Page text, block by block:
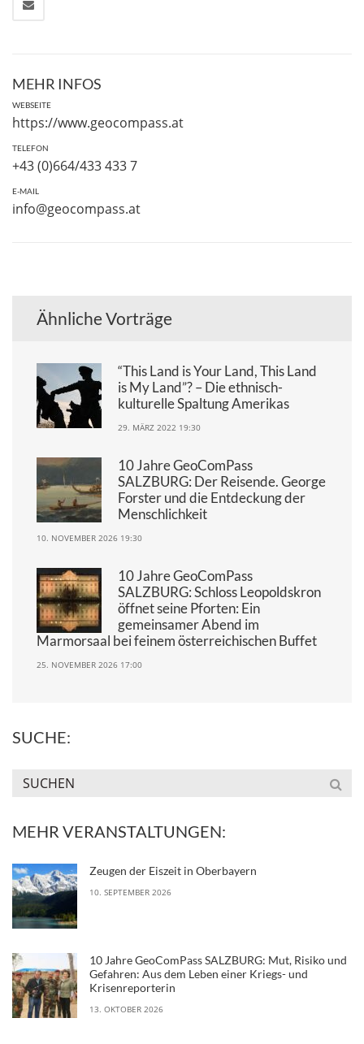
MEHR INFOS
WEBSEITE
https://www.geocompass.at
TELEFON
+43 (0)664/433 433 7
E-MAIL
info@geocompass.at
Ähnliche Vorträge
“This Land is Your Land, This Land
is My Land”? – Die ethnisch-
kulturelle Spaltung Amerikas
29. MÄRZ 2022 19:30
10 Jahre GeoComPass
SALZBURG: Der Reisende. George
Forster und die Entdeckung der
Menschlichkeit
10. NOVEMBER 2026 19:30
10 Jahre GeoComPass
SALZBURG: Schloss Leopoldskron
öffnet seine Pforten: Ein
gemeinsamer Abend im
Marmorsaal bei feinem österreichischen Buffet
25. NOVEMBER 2026 17:00
SUCHE:
MEHR VERANSTALTUNGEN:
Zeugen der Eiszeit in Oberbayern
10. SEPTEMBER 2026
10 Jahre GeoComPass SALZBURG: Mut, Risiko und
Gefahren: Aus dem Leben einer Kriegs- und
Krisenreporterin
13. OKTOBER 2026